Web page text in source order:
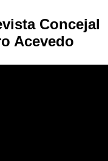
Concejal
Acevedo